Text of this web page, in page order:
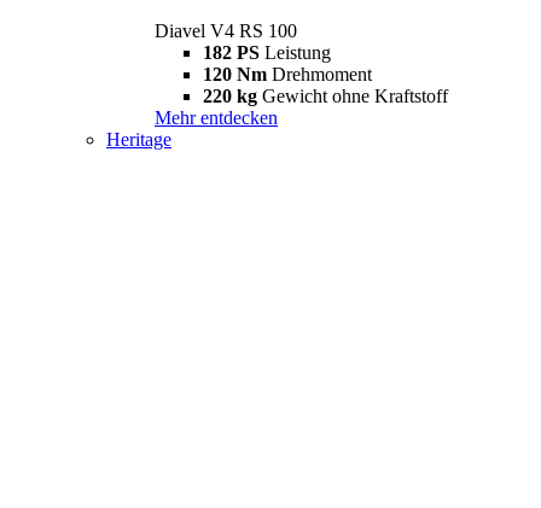
Diavel V4 RS 100
182 PS Leistung
120 Nm Drehmoment
220 kg Gewicht ohne Kraftstoff
Mehr entdecken
Heritage